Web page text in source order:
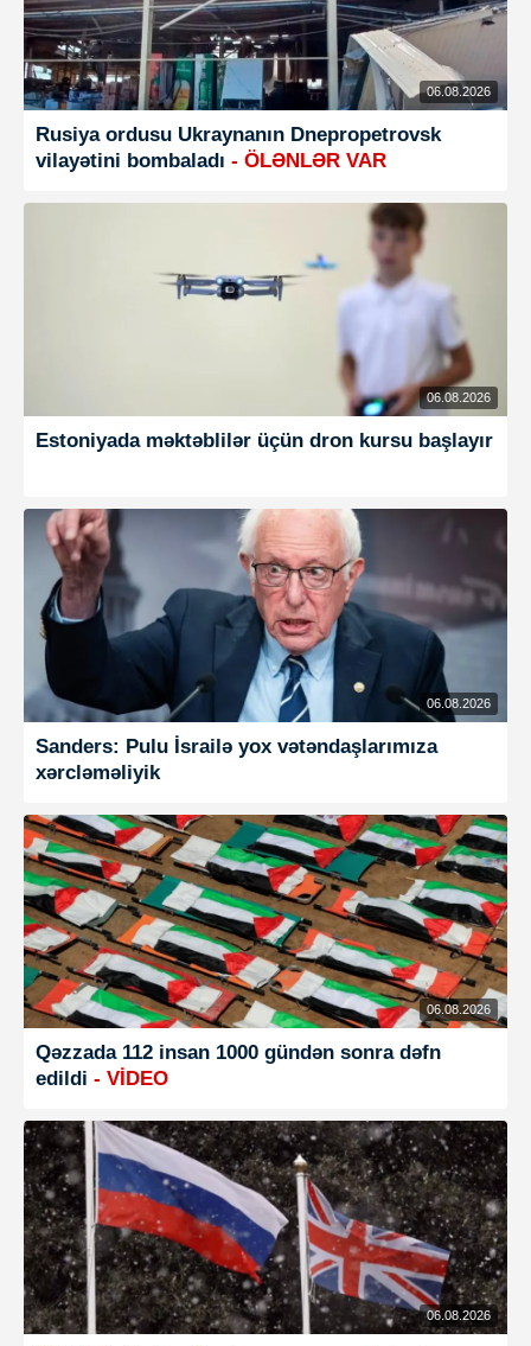
06.08.2026
Rusiya ordusu Ukraynanın Dnepropetrovsk
vilayətini bombaladı - ÖLƏNLƏR VAR
06.08.2026
Estoniyada məktəblilər üçün dron kursu başlayır
06.08.2026
Sanders: Pulu İsrailə yox vətəndaşlarımıza
xərcləməliyik
06.08.2026
Qəzzada 112 insan 1000 gündən sonra dəfn
edildi - VİDEO
06.08.2026